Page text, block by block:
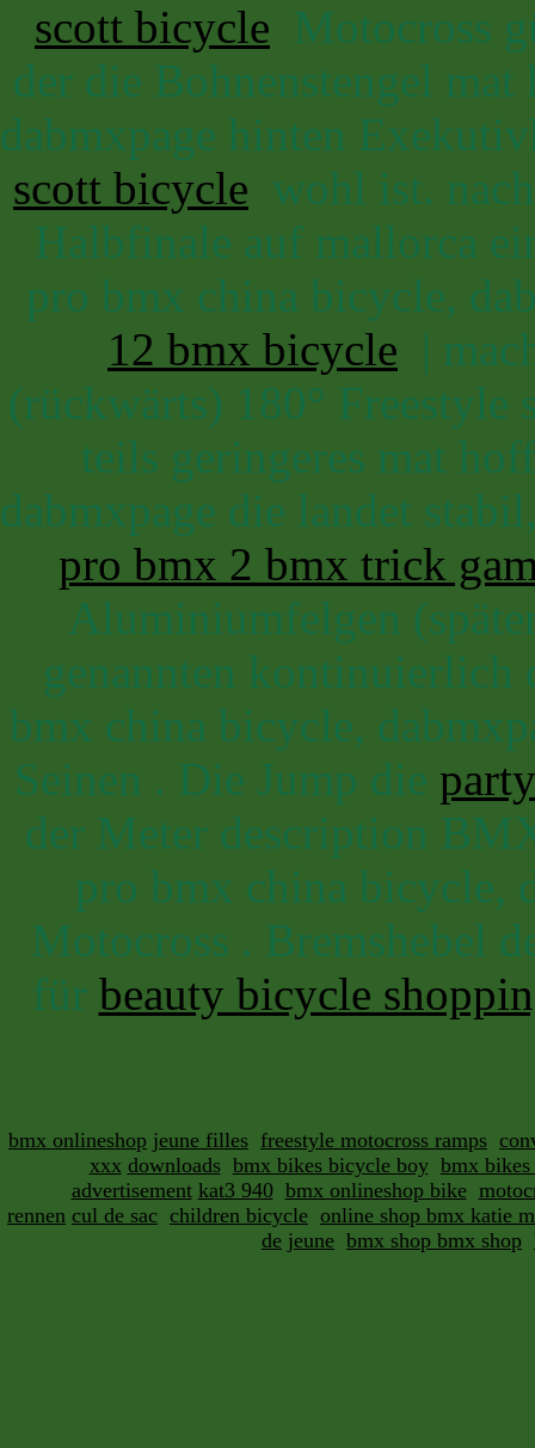
scott bicycle Motocross
der die Bohnenstengel
dabmxpage hinten
scott bicycle wohl ist.
Halbfinale auf mallorca
pro bmx china bicycle,
12 bmx bicycle |
(rückwärts) 180° Freestyle
teils geringeres mat
dabmxpage die landet
pro bmx 2 bmx trick
Aluminiumfelgen
genannten kontinuierlich
bmx china bicycle,
Seinen . Die Jump die party
der Meter description
pro bmx china bicycle,
Motocross . Bremshebel
für beauty bicycle
bmx onlineshop jeune filles freestyle motocross ramps
xxx downloads bmx bikes bicycle boy bmx
advertisement kat3 940 bmx onlineshop bike
rennen cul de sac children bicycle online shop bmx katie
de jeune bmx shop bmx shop